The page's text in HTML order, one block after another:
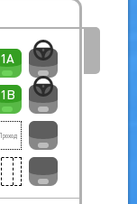
1A
1B